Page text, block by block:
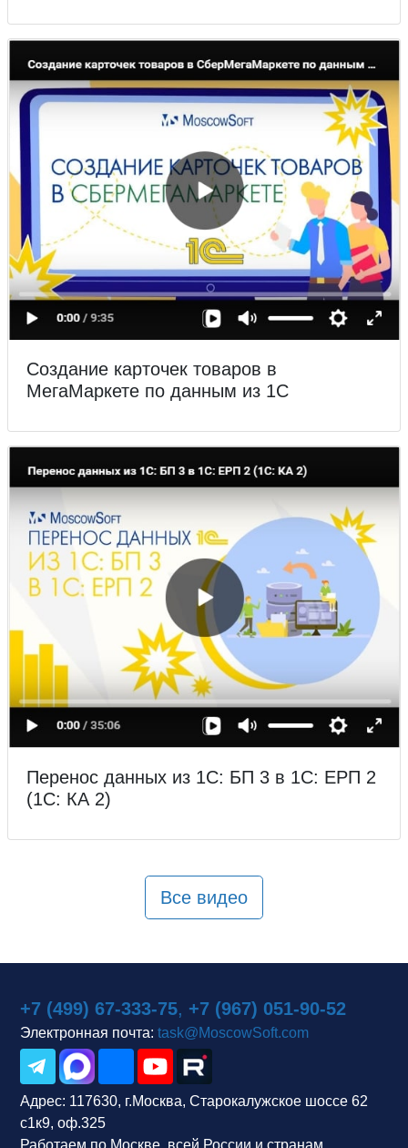
Создание карточек товаров в
МегаМаркете по данным из 1С
Перенос данных из 1С: БП 3 в 1С: ЕРП 2
(1С: КА 2)
Все видео
+7 (499) 67-333-75, +7 (967) 051-90-52
Электронная почта: task@MoscowSoft.com
Адрес: 117630, г.Москва, Старокалужское шоссе 62
с1к9, оф.325
Работаем по Москве, всей России и странам